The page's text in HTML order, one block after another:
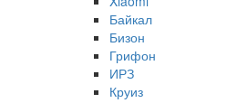
Байкал
Бизон
Грифон
ИРЗ
Круиз